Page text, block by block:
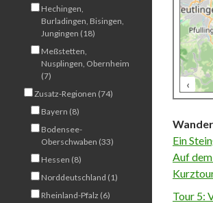
500
‹
Ein
Auf
Tour 5:
Hechingen,
Burladingen, Bisingen,
Jungingen (18)
Meßstetten,
Nusplingen, Obernheim
(7)
Zusatz-Regionen (74)
Bayern (8)
Bodensee-
Oberschwaben (33)
Hessen (8)
Norddeutschland (1)
Rheinland-Pfalz (6)